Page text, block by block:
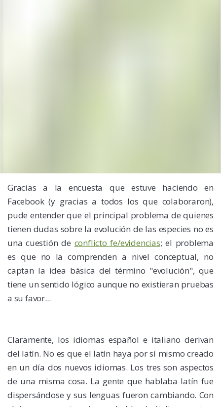
Gracias a la encuesta que estuve haciendo en
Facebook (y gracias a todos los que colaboraron),
pude entender que el principal problema de quienes
tienen dudas sobre la evolución de las especies no es
una cuestión de conflicto fe/evidencias; el problema
es que no la comprenden a nivel conceptual, no
captan la idea básica del término "evolución", que
tiene un sentido lógico aunque no existieran pruebas
a su favor...
Claramente, los idiomas español e italiano derivan
del latín. No es que el latín haya por sí mismo creado
en un día dos nuevos idiomas. Los tres son aspectos
de una misma cosa. La gente que hablaba latín fue
dispersándose y sus lenguas fueron cambiando. Con